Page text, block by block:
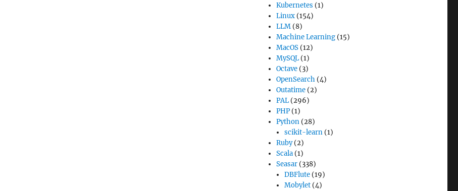
Kubernetes (1)
Linux (154)
LLM (8)
Machine Learning (15)
MacOS (12)
MySQL (1)
Octave (3)
OpenSearch (4)
Outatime (2)
PAL (296)
PHP (1)
Python (28)
scikit-learn (1)
Ruby(2)
Scala (1)
Seasar (338)
DBFlute (19)
Mobylet (4)